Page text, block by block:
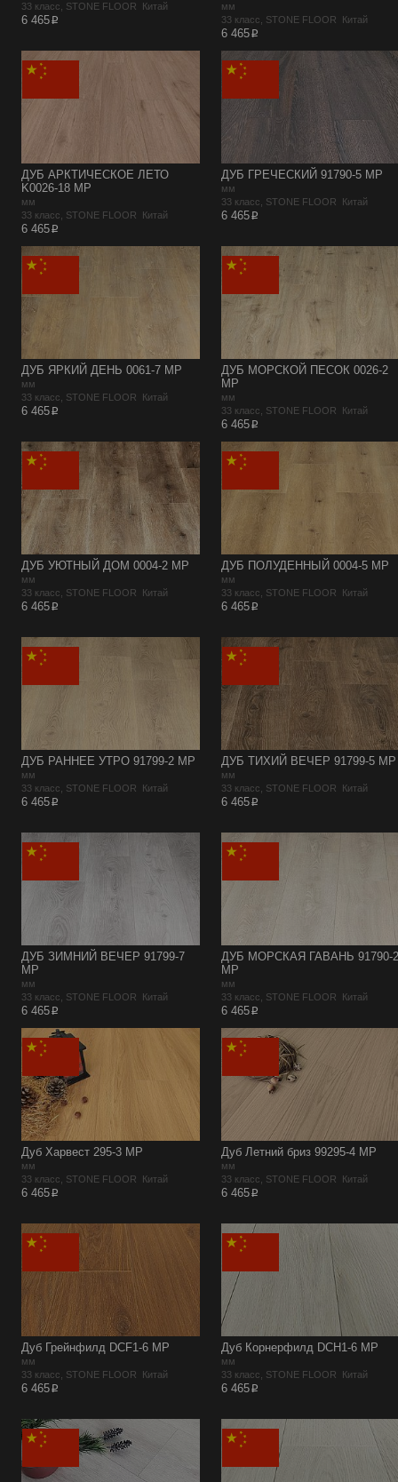
33 класс, STONE FLOOR Китай
6 465p
мм
33 класс, STONE FLOOR Китай
6 465p
ДУБ АРКТИЧЕСКОЕ ЛЕТО
K0026-18 MP
мм
33 класс, STONE FLOOR Китай
6 465p
ДУБ ГРЕЧЕСКИЙ 91790-5 MP
мм
33 класс, STONE FLOOR Китай
6 465p
ДУБ ЯРКИЙ ДЕНЬ 0061-7 MP
мм
33 класс, STONE FLOOR Китай
6 465p
ДУБ МОРСКОЙ ПЕСОК 0026-2
MP
мм
33 класс, STONE FLOOR Китай
6 465p
ДУБ УЮТНЫЙ ДОМ 0004-2 MP
мм
33 класс, STONE FLOOR Китай
6 465p
ДУБ ПОЛУДЕННЫЙ 0004-5 MP
мм
33 класс, STONE FLOOR Китай
6 465p
ДУБ РАННЕЕ УТРО 91799-2 MP
мм
33 класс, STONE FLOOR Китай
6 465p
ДУБ ТИХИЙ ВЕЧЕР 91799-5 MP
мм
33 класс, STONE FLOOR Китай
6 465p
ДУБ ЗИМНИЙ ВЕЧЕР 91799-7
MP
мм
33 класс, STONE FLOOR Китай
6 465p
ДУБ МОРСКАЯ ГАВАНЬ 91790-2
MP
мм
33 класс, STONE FLOOR Китай
6 465p
Дуб Харвест 295-3 MР
мм
33 класс, STONE FLOOR Китай
6 465p
Дуб Летний бриз 99295-4 MР
мм
33 класс, STONE FLOOR Китай
6 465p
Дуб Грейнфилд DCF1-6 MР
мм
33 класс, STONE FLOOR Китай
6 465p
Дуб Корнерфилд DCH1-6 MР
мм
33 класс, STONE FLOOR Китай
6 465p